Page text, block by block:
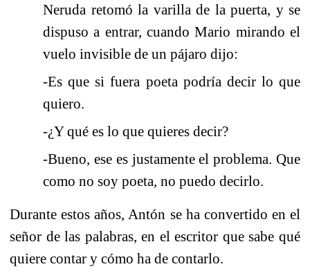
Neruda retomó la varilla de la puerta, y se
dispuso a entrar, cuando Mario mirando el
vuelo invisible de un pájaro dijo:
-Es que si fuera poeta podría decir lo que
quiero.
-¿Y qué es lo que quieres decir?
-Bueno, ese es justamente el problema. Que
como no soy poeta, no puedo decirlo.
Durante estos años, Antón se ha convertido en el
señor de las palabras, en el escritor que sabe qué
quiere contar y cómo ha de contarlo.